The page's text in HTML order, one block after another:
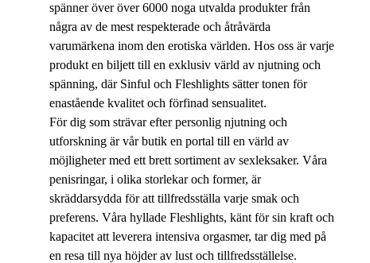
spänner över över 6000 noga utvalda produkter från
några av de mest respekterade och åtråvärda
varumärkena inom den erotiska världen. Hos oss är varje
produkt en biljett till en exklusiv värld av njutning och
spänning, där Sinful och Fleshlights sätter tonen för
enastående kvalitet och förfinad sensualitet.
För dig som strävar efter personlig njutning och
utforskning är vår butik en portal till en värld av
möjligheter med ett brett sortiment av sexleksaker. Våra
penisringar, i olika storlekar och former, är
skräddarsydda för att tillfredsställa varje smak och
preferens. Våra hyllade Fleshlights, känt för sin kraft och
kapacitet att leverera intensiva orgasmer, tar dig med på
en resa till nya höjder av lust och tillfredsställelse.